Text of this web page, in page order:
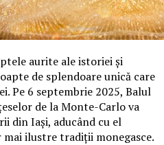
aurite ale istoriei și
de splendoare unică care
Pe 6 septembrie 2025, Balul
de la Monte-Carlo va
din Iași, aducând cu el
ilustre tradiții monegasce.